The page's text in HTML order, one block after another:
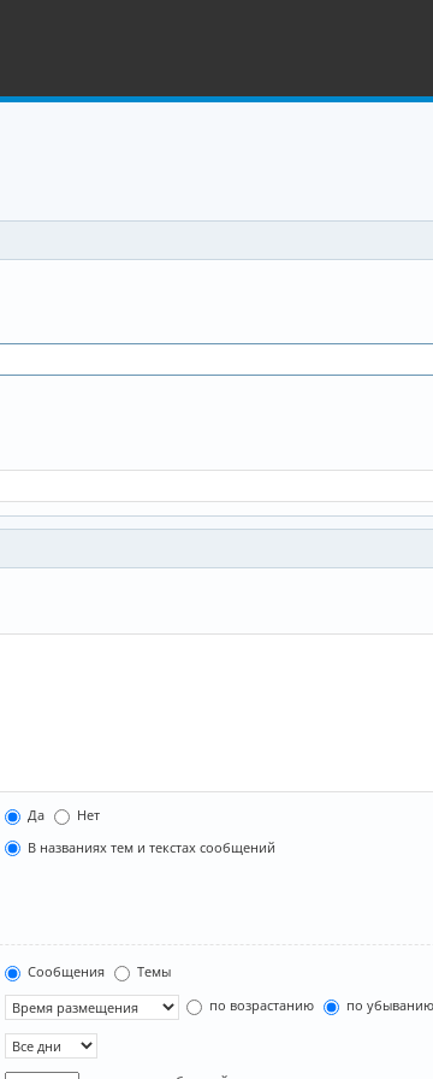
Да
Нет
В названиях тем и текстах сообщений
Сообщения
Темы
по возрастанию по убыванию